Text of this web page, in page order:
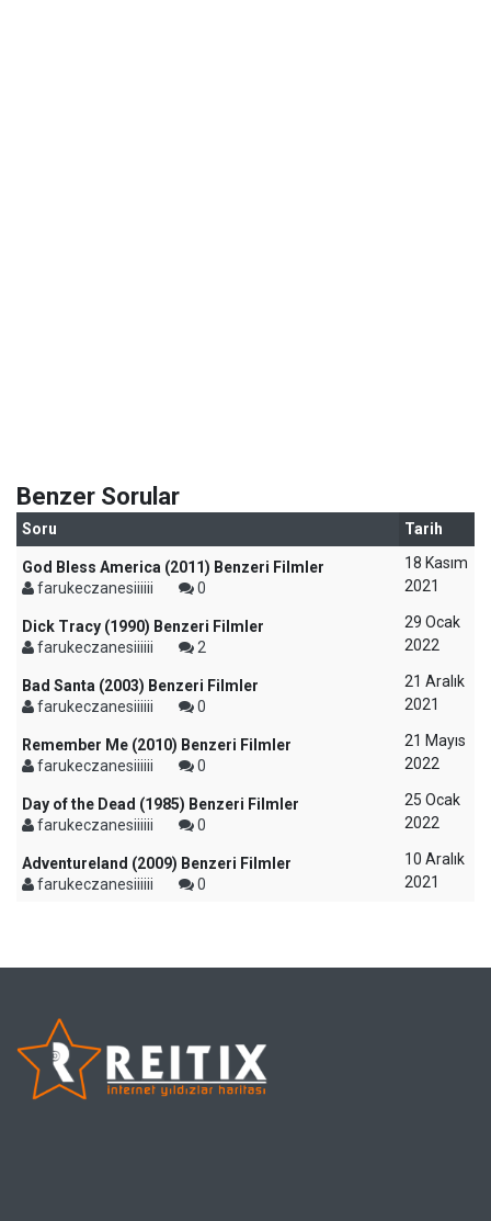
Benzer Sorular
Soru Tarih
God Bless America (2011) Benzeri Filmler
farukeczanesiiiiii
0
18 Kasım
2021
Dick Tracy (1990) Benzeri Filmler
farukeczanesiiiiii
2
29 Ocak
2022
Bad Santa (2003) Benzeri Filmler
farukeczanesiiiiii
0
21 Aralık
2021
Remember Me (2010) Benzeri Filmler
farukeczanesiiiiii
0
21 Mayıs
2022
Day of the Dead (1985) Benzeri Filmler
farukeczanesiiiiii
0
25 Ocak
2022
Adventureland (2009) Benzeri Filmler
farukeczanesiiiiii
0
10 Aralık
2021